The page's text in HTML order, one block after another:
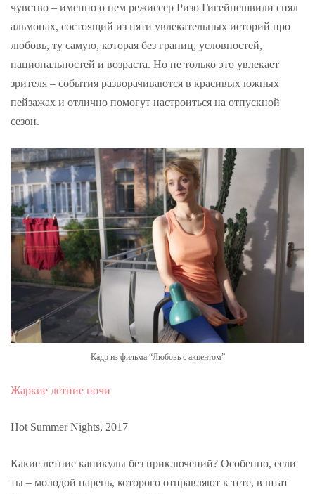
чувство – именно о нем режиссер Ризо Гигейнешвили снял
альмонах, состоящий из пяти увлекательных историй про
любовь, ту самую, которая без границ, условностей,
национальностей и возраста. Но не только это увлекает
зрителя – события разворачиваются в красивых южных
пейзажах и отлично помогут настроиться на отпускной
сезон.
Кадр из фильма “Любовь с акцентом”
Жаркие летние ночи
Hot Summer Nights, 2017
Какие летние каникулы без приключений? Особенно, если
ты – молодой парень, которого отправляют к тете, в штат